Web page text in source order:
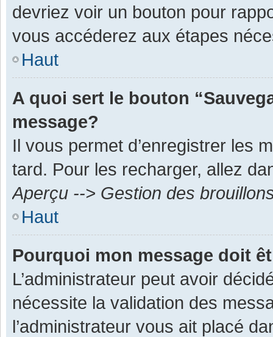
devriez voir un bouton pour
vous accéderez aux étapes
Haut
A quoi sert le bouton
message?
Il vous permet d’enregistrer les
tard. Pour les recharger, allez
Aperçu --> Gestion des
Haut
Pourquoi mon message doit
L’administrateur peut avoir
nécessite la validation des
l’administrateur vous ait placé